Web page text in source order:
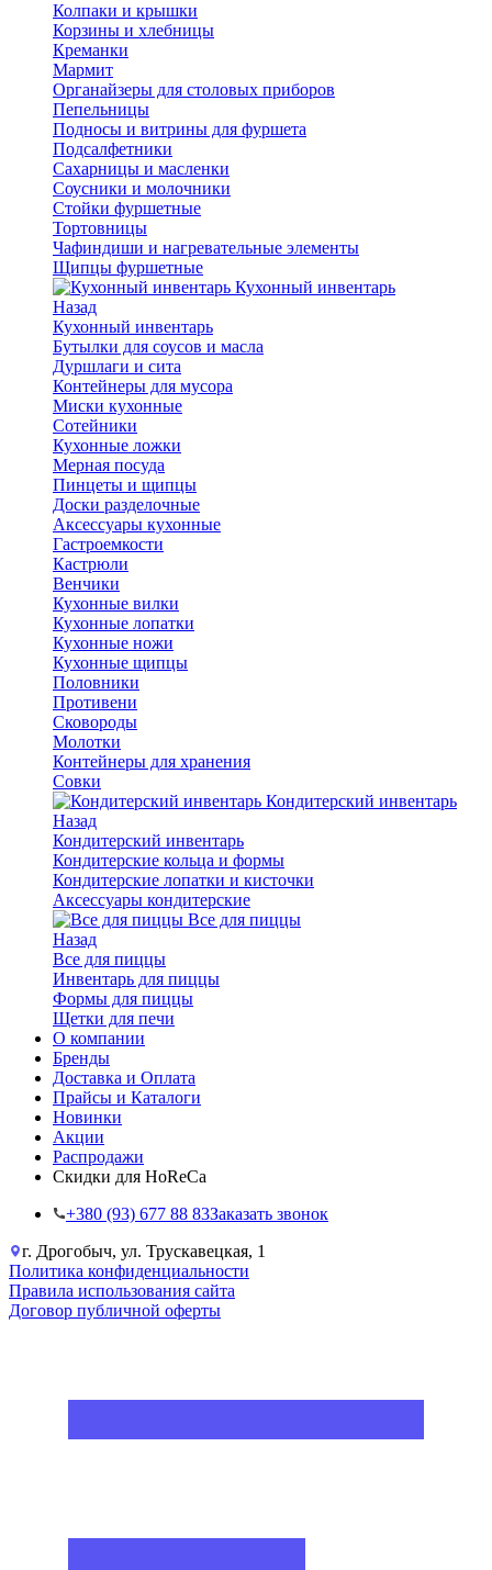
Колпаки и крышки
Корзины и хлебницы
Креманки
Мармит
Органайзеры для столовых приборов
Пепельницы
Подносы и витрины для фуршета
Подсалфетники
Сахарницы и масленки
Соусники и молочники
Стойки фуршетные
Тортовницы
Чафиндиши и нагревательные элементы
Щипцы фуршетные
Кухонный инвентарь
Назад
Кухонный инвентарь
Бутылки для соусов и масла
Дуршлаги и сита
Контейнеры для мусора
Миски кухонные
Сотейники
Кухонные ложки
Мерная посуда
Пинцеты и щипцы
Доски разделочные
Аксессуары кухонные
Гастроемкости
Кастрюли
Венчики
Кухонные вилки
Кухонные лопатки
Кухонные ножи
Кухонные щипцы
Половники
Противени
Сковороды
Молотки
Контейнеры для хранения
Совки
Кондитерский инвентарь
Назад
Кондитерский инвентарь
Кондитерские кольца и формы
Кондитерские лопатки и кисточки
Аксессуары кондитерские
Все для пиццы
Назад
Все для пиццы
Инвентарь для пиццы
Формы для пиццы
Щетки для печи
О компании
Бренды
Доставка и Оплата
Прайсы и Каталоги
Новинки
Акции
Распродажи
Скидки для HoReCa
+38‎0 (93) 677 88 83Заказать звонок
г. Дрогобыч, ул. Трускавецкая, 1
Политика конфиденциальности
Правила использования сайта
Договор публичной оферты